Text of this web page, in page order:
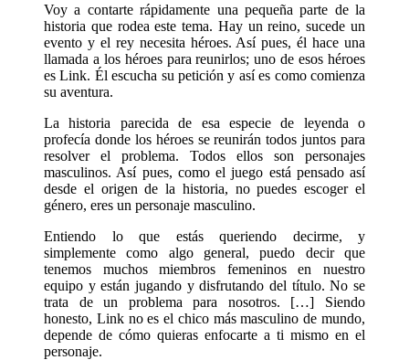
Voy a contarte rápidamente una pequeña parte de la
historia que rodea este tema. Hay un reino, sucede un
evento y el rey necesita héroes. Así pues, él hace una
llamada a los héroes para reunirlos; uno de esos héroes
es Link. Él escucha su petición y así es como comienza
su aventura.
La historia parecida de esa especie de leyenda o
profecía donde los héroes se reunirán todos juntos para
resolver el problema. Todos ellos son personajes
masculinos. Así pues, como el juego está pensado así
desde el origen de la historia, no puedes escoger el
género, eres un personaje masculino.
Entiendo lo que estás queriendo decirme, y
simplemente como algo general, puedo decir que
tenemos muchos miembros femeninos en nuestro
equipo y están jugando y disfrutando del título. No se
trata de un problema para nosotros. […] Siendo
honesto, Link no es el chico más masculino de mundo,
depende de cómo quieras enfocarte a ti mismo en el
personaje.